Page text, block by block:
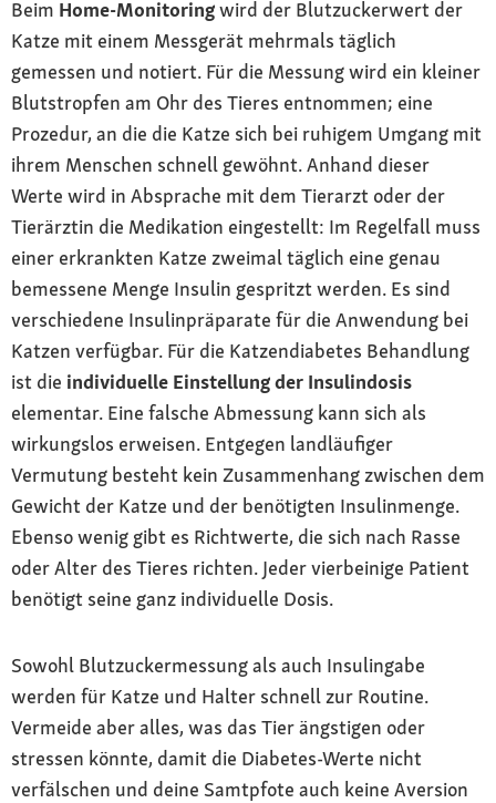
Beim Home-Monitoringwird der Blutzuckerwert der
Katze mit einem Messgerät mehrmals täglich
gemessen und notiert. Für die Messung wird ein kleiner
Blutstropfen am Ohr des Tieres entnommen; eine
Prozedur, an die die Katze sich bei ruhigem Umgang mit
ihrem Menschen schnell gewöhnt. Anhand dieser
Werte wird in Absprache mit dem Tierarzt oder der
Tierärztin die Medikation eingestellt: Im Regelfall muss
einer erkrankten Katze zweimal täglich eine genau
bemessene Menge Insulin gespritzt werden. Es sind
verschiedene Insulinpräparate für die Anwendung bei
Katzen verfügbar. Für die Katzendiabetes Behandlung
ist die individuelle Einstellung der Insulindosis
elementar. Eine falsche Abmessung kann sich als
wirkungslos erweisen. Entgegen landläufiger
Vermutung besteht kein Zusammenhang zwischen dem
Gewicht der Katze und der benötigten Insulinmenge.
Ebenso wenig gibt es Richtwerte, die sich nach Rasse
oder Alter des Tieres richten. Jeder vierbeinige Patient
benötigt seine ganz individuelle Dosis.
Sowohl Blutzuckermessung als auch Insulingabe
werden für Katze und Halter schnell zur Routine.
Vermeide aber alles, was das Tier ängstigen oder
stressen könnte, damit die Diabetes-Werte nicht
verfälschen und deine Samtpfote auch keine Aversion